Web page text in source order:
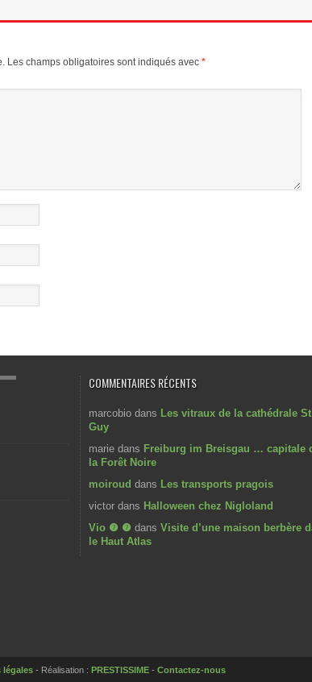
Les champs obligatoires sont indiqués avec *
COMMENTAIRES RÉCENTS
marcobio dans Les vitraux de la cathédrale St
Guy
marie dans Freiburg im Breisgau … capitale
la Forêt Noire
moiroud dans Les transports pragois
victor dans Halloween chez Nigloland
Vio ❼ ❼ dans Visite d’une maison berbère
le Haut Atlas
légales - Réalisation : PRESTISSIME - Contactez-nous